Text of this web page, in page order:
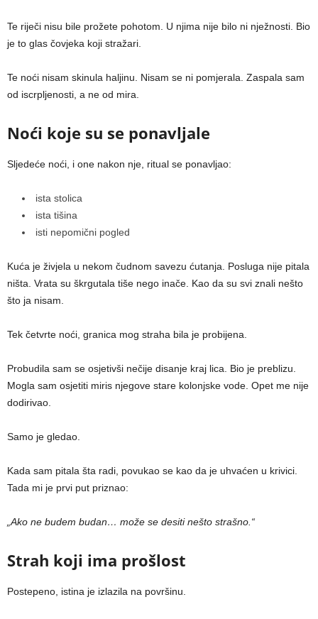
Te riječi nisu bile prožete pohotom. U njima nije bilo ni nježnosti. Bio
je to glas čovjeka koji stražari.
Te noći nisam skinula haljinu. Nisam se ni pomjerala. Zaspala sam
od iscrpljenosti, a ne od mira.
Noći koje su se ponavljale
Sljedeće noći, i one nakon nje, ritual se ponavljao:
ista stolica
ista tišina
isti nepomični pogled
Kuća je živjela u nekom čudnom savezu ćutanja. Posluga nije pitala
ništa. Vrata su škrgutala tiše nego inače. Kao da su svi znali nešto
što ja nisam.
Tek četvrte noći, granica mog straha bila je probijena.
Probudila sam se osjetivši nečije disanje kraj lica. Bio je preblizu.
Mogla sam osjetiti miris njegove stare kolonjske vode. Opet me nije
dodirivao.
Samo je gledao.
Kada sam pitala šta radi, povukao se kao da je uhvaćen u krivici.
Tada mi je prvi put priznao:
„Ako ne budem budan… može se desiti nešto strašno.“
Strah koji ima prošlost
Postepeno, istina je izlazila na površinu.